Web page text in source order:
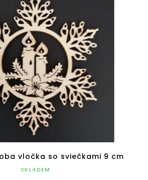
vločka so sviečkami 9 cm
SKLADEM